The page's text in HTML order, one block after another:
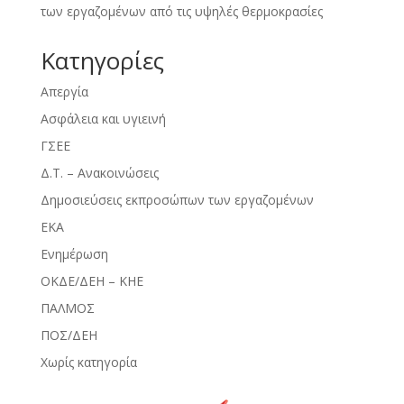
των εργαζομένων από τις υψηλές θερμοκρασίες
Kατηγορίες
Απεργία
Ασφάλεια και υγιεινή
ΓΣΕΕ
Δ.Τ. – Ανακοινώσεις
Δημοσιεύσεις εκπροσώπων των εργαζομένων
ΕΚΑ
Ενημέρωση
ΟΚΔΕ/ΔΕΗ – ΚΗΕ
ΠΑΛΜΟΣ
ΠΟΣ/ΔΕΗ
Χωρίς κατηγορία